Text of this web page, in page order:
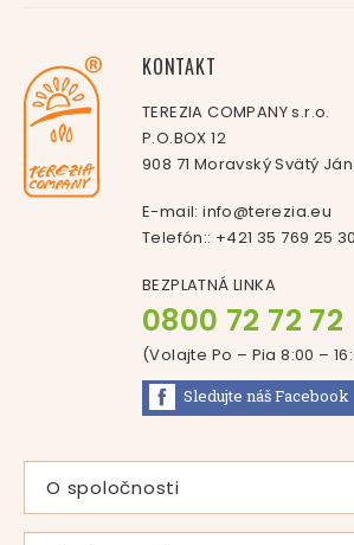
KONTAKT
TEREZIA COMPANY s.r.o.
P.O.BOX 12
908 71 Moravský Svätý Ján
E-mail:info@terezia.eu
Telefón:: +421 35 769 25 30
BEZPLATNÁ LINKA
0800 72 72 72
(Volajte Po – Pia 8:00 –
Sledujte nášFacebook
O spoločnosti
Príbeh pani Svátovej